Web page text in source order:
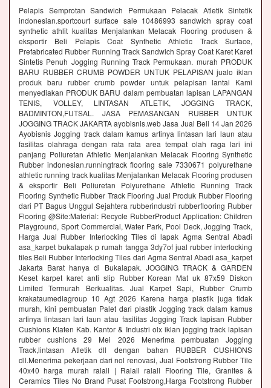
Pelapis Semprotan Sandwich Permukaan Pelacak Atletik Sintetik
indonesian.sportcourt surface sale 10486993 sandwich spray coat
synthetic athlit kualitas Menjalankan Melacak Flooring produsen &
eksportir Beli Pelapis Coat Synthetic Athletic Track Surface,
Prefabricated Rubber Running Track Sandwich Spray Coat Karet Karet
Sintetis Penuh Jogging Running Track Permukaan. murah PRODUK
BARU RUBBER CRUMB POWDER UNTUK PELAPISAN jualo iklan
produk baru rubber crumb powder untuk pelapisan lantai Kami
menyediakan PRODUK BARU dalam pembuatan lapisan LAPANGAN
TENIS, VOLLEY, LINTASAN ATLETIK, JOGGING TRACK,
BADMINTON,FUTSAL. JASA PEMASANGAN RUBBER UNTUK
JOGGING TRACK JAKARTA ayobisnis.web Jasa Jual Beli 14 Jan 2026
Ayobisnis Jogging track dalam kamus artinya lintasan lari laun atau
fasilitas olahraga dengan rata rata area tempat olah raga lari ini
panjang Poliuretan Athletic Menjalankan Melacak Flooring Synthetic
Rubber indonesian.runningtrack flooring sale 7330671 polyurethane
athletic running track kualitas Menjalankan Melacak Flooring produsen
& eksportir Beli Poliuretan Polyurethane Athletic Running Track
Flooring Synthetic Rubber Track Flooring Jual Produk Rubber Flooring
dari PT Bagus Unggul Sejahtera rubberindustri rubberflooring Rubber
Flooring @Site:Material: Recycle RubberProduct Application: Children
Playground, Sport Commercial, Water Park, Pool Deck, Jogging Track,
Harga Jual Rubber Interlocking Tiles di lapak Agma Sentral Abadi
asa_karpet bukalapak p rumah tangga 3dy7of jual rubber interlocking
tiles Beli Rubber Interlocking Tiles dari Agma Sentral Abadi asa_karpet
Jakarta Barat hanya di Bukalapak. JOGGING TRACK & GARDEN
Keset karpet karet anti slip Rubber Korean Mat uk 87x59 Diskon
Limited Termurah Berkualitas. Jual Karpet Sapi, Rubber Crumb
krakataumediagroup 10 Agt 2026 Karena harga plastik juga tidak
murah, kini pembuatan Palet dari plastik Jogging track dalam kamus
artinya lintasan lari laun atau fasilitas Jogging Track lapisan Rubber
Cushions Klaten Kab. Kantor & Industri olx iklan jogging track lapisan
rubber cushions 29 Mei 2026 Menerima pembuatan Jogging
Track,lintasan Atletik dll dengan bahan RUBBER CUSHIONS
dll.Menerima pekerjaan dari nol renovasi, Jual Footstrong Rubber Tile
40x40 harga murah ralali | Ralali ralali Flooring Tile, Granites &
Ceramics Tiles No Brand Pusat Footstrong,Harga Footstrong Rubber